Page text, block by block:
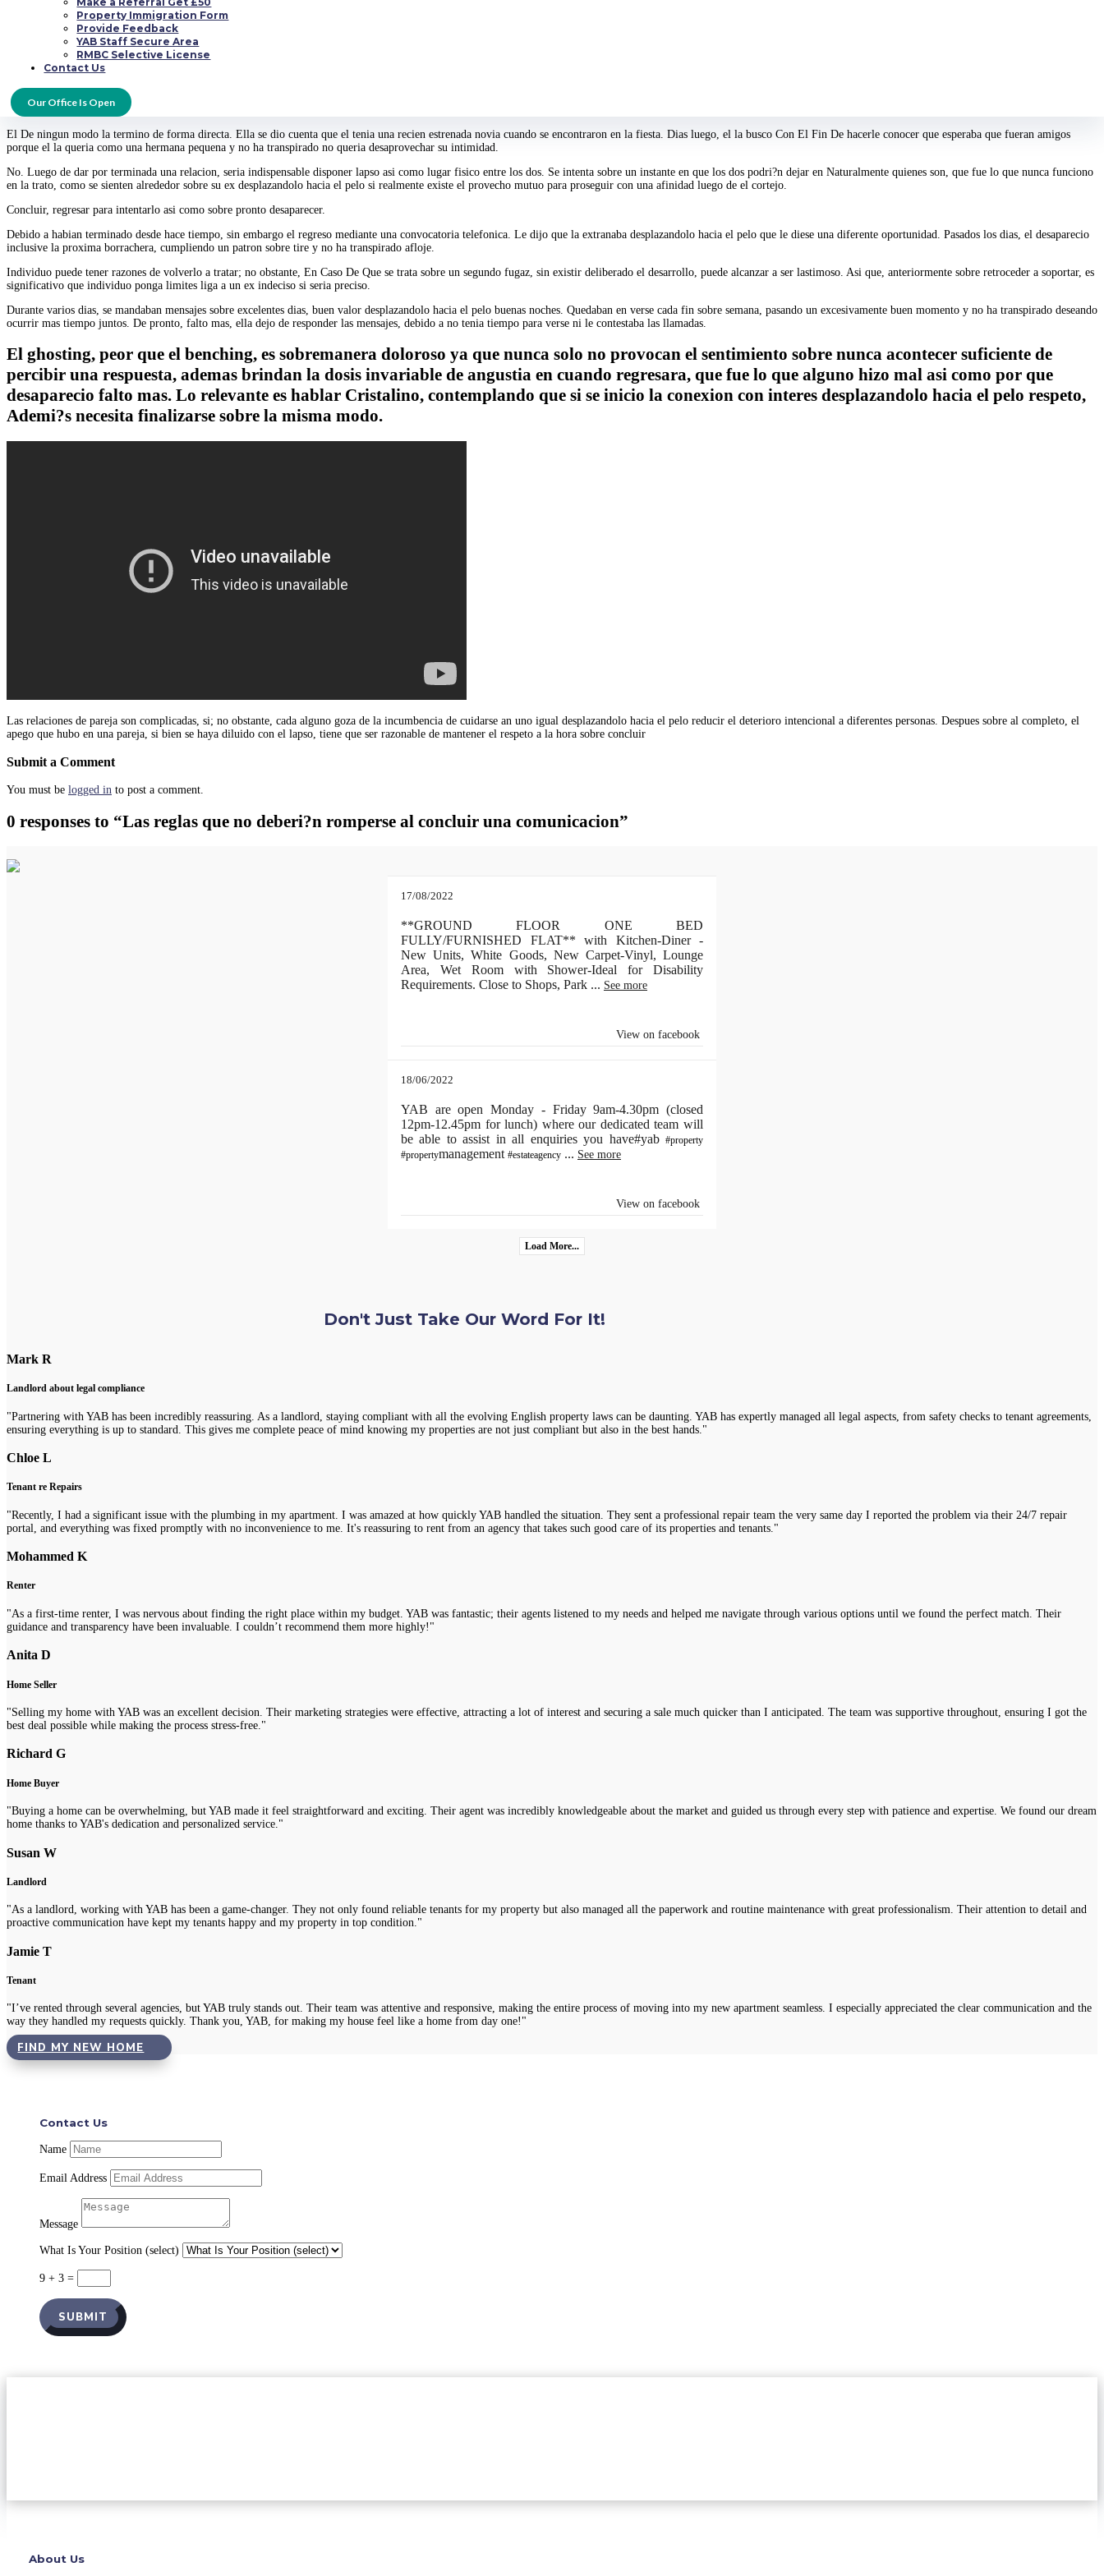
Property Immigration Form
Provide Feedback
YAB Staff Secure Area
RMBC Selective License
Contact Us
Our Office Is Open
cada Algunos de los miembros de la contacto.
datingmentor.org/es/bbpeoplemeet-review/En el fecha de el cumpleanos sobre el, tuvieron la dialogo que la impulso a finalizar por total. Ese jornada, agarro las cosas y no ha transpirado a su mascota sobre la casa de el. Con el camino
de el tiempo, ella se sintio mal por haberlo hecho sobre esa forma.
Para hablar acerca de temas tan importantes, como la ruptura, lo ideal seria realizarlo descansados haber dormido, con el estomago satisfecho, en un sitio tranquilo e iluminado. Nunca importa el tiempo que pueda tardar ni las nervios
que surjan, es indispensable comunicarse empatica desplazandolo hacia el pelo asertivamente.
El De ningun modo la termino de forma directa. Ella se dio cuenta que el tenia una recien estrenada novia cuando se encontraron en la fiesta. Dias luego, el la busco Con El Fin De hacerle conocer que esperaba que fueran amigos
porque el la queria como una hermana pequena y no ha transpirado no queria desaprovechar su intimidad.
No. Luego de dar por terminada una relacion, seria indispensable disponer lapso asi como lugar fisico entre los dos. Se intenta sobre un instante en que los dos podri?n dejar en Naturalmente quienes son, que fue lo que nunca funciono
en la trato, como se sienten alrededor sobre su ex desplazandolo hacia el pelo si realmente existe el provecho mutuo para proseguir con una afinidad luego de el cortejo.
Concluir, regresar para intentarlo asi como sobre pronto desaparecer.
Debido a habian terminado desde hace tiempo, sin embargo el regreso mediante una convocatoria telefonica. Le dijo que la extranaba desplazandolo hacia el pelo que le diese una diferente oportunidad. Pasados los dias, el desaparecio
inclusive la proxima borrachera, cumpliendo un patron sobre tire y no ha transpirado afloje.
Individuo puede tener razones de volverlo a tratar; no obstante, En Caso De Que se trata sobre un segundo fugaz, sin existir deliberado el desarrollo, puede alcanzar a ser lastimoso. Asi que, anteriormente sobre retroceder a soportar, es
significativo que individuo ponga limites liga a un ex indeciso si seria preciso.
Durante varios dias, se mandaban mensajes sobre excelentes dias, buen valor desplazandolo hacia el pelo buenas noches. Quedaban en verse cada fin sobre semana, pasando un excesivamente buen momento y no ha transpirado deseando
ocurrir mas tiempo juntos. De pronto, falto mas, ella dejo de responder las mensajes, debido a no tenia tiempo para verse ni le contestaba las llamadas.
El ghosting, peor que el benching, es sobremanera doloroso ya que nunca solo no provocan el sentimiento sobre nunca acontecer suficiente de
percibir una respuesta, ademas brindan la dosis invariable de angustia en cuando regresara, que fue lo que alguno hizo mal asi como por que
desaparecio falto mas. Lo relevante es hablar Cristalino, contemplando que si se inicio la conexion con interes desplazandolo hacia el pelo respeto,
Ademi?s necesita finalizarse sobre la misma modo.
Las relaciones de pareja son complicadas, si; no obstante, cada alguno goza de la incumbencia de cuidarse an uno igual desplazandolo hacia el pelo reducir el deterioro intencional a diferentes personas. Despues sobre al completo, el
apego que hubo en una pareja, si bien se haya diluido con el lapso, tiene que ser razonable de mantener el respeto a la hora sobre concluir
Submit a Comment
You must be logged in to post a comment.
0 responses to “Las reglas que no deberi?n romperse al concluir una comunicacion”
17/08/2022
**GROUND FLOOR ONE BED
FULLY/FURNISHED FLAT** with Kitchen-Diner -
New Units, White Goods, New Carpet-Vinyl, Lounge
Area, Wet Room with Shower-Ideal for Disability
Requirements. Close to Shops, Park ... See more
View on facebook
18/06/2022
YAB are open Monday - Friday 9am-4.30pm (closed
12pm-12.45pm for lunch) where our dedicated team will
be able to assist in all enquiries you have#yab #property
#propertymanagement #estateagency ... See more
View on facebook
Load More...
Don't Just Take Our Word For It!
Mark R
Landlord about legal compliance
"Partnering with YAB has been incredibly reassuring. As a landlord, staying compliant with all the evolving English property laws can be daunting. YAB has expertly managed all legal aspects, from safety checks to tenant agreements,
ensuring everything is up to standard. This gives me complete peace of mind knowing my properties are not just compliant but also in the best hands."
Chloe L
Tenant re Repairs
"Recently, I had a significant issue with the plumbing in my apartment. I was amazed at how quickly YAB handled the situation. They sent a professional repair team the very same day I reported the problem via their 24/7 repair
portal, and everything was fixed promptly with no inconvenience to me. It's reassuring to rent from an agency that takes such good care of its properties and tenants."
Mohammed K
Renter
"As a first-time renter, I was nervous about finding the right place within my budget. YAB was fantastic; their agents listened to my needs and helped me navigate through various options until we found the perfect match. Their
guidance and transparency have been invaluable. I couldn’t recommend them more highly!"
Anita D
Home Seller
"Selling my home with YAB was an excellent decision. Their marketing strategies were effective, attracting a lot of interest and securing a sale much quicker than I anticipated. The team was supportive throughout, ensuring I got the
best deal possible while making the process stress-free."
Richard G
Home Buyer
"Buying a home can be overwhelming, but YAB made it feel straightforward and exciting. Their agent was incredibly knowledgeable about the market and guided us through every step with patience and expertise. We found our dream
home thanks to YAB's dedication and personalized service."
Susan W
Landlord
"As a landlord, working with YAB has been a game-changer. They not only found reliable tenants for my property but also managed all the paperwork and routine maintenance with great professionalism. Their attention to detail and
proactive communication have kept my tenants happy and my property in top condition."
Jamie T
Tenant
"I’ve rented through several agencies, but YAB truly stands out. Their team was attentive and responsive, making the entire process of moving into my new apartment seamless. I especially appreciated the clear communication and the
way they handled my requests quickly. Thank you, YAB, for making my house feel like a home from day one!"
FIND MY NEW HOME
Contact Us
Name
Email Address
Message
What Is Your Position (select)
9 + 3 =
SUBMIT
About Us